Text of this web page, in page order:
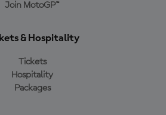
Join MotoGP™
& Hospitality
Tickets
Hospitality
Packages